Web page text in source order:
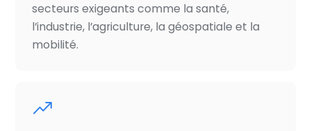
secteurs exigeants comme la santé,
l’industrie, l’agriculture, la géospatiale et la
mobilité.